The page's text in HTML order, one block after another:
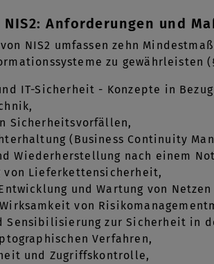
Anforderungen und
NIS2 umfassen zehn
zu gewährleisten
IT-Sicherheit - Konzepte in
Sicherheitsvorfällen,
(Business Continuity
Wiederherstellung nach einem
von Lieferkettensicherheit,
und Wartung von
von
Sensibilisierung zur Sicherheit in
Verfahren,
und Zugriffskontrolle,